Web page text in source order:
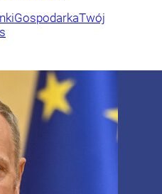
GospodarkaTwój